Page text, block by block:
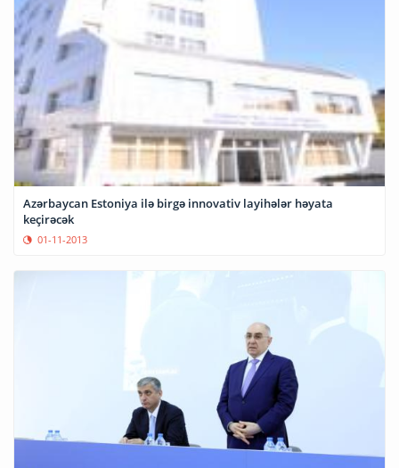
Azərbaycan Estoniya ilə birgə innovativ layihələr həyata
keçirəcək
01-11-2013